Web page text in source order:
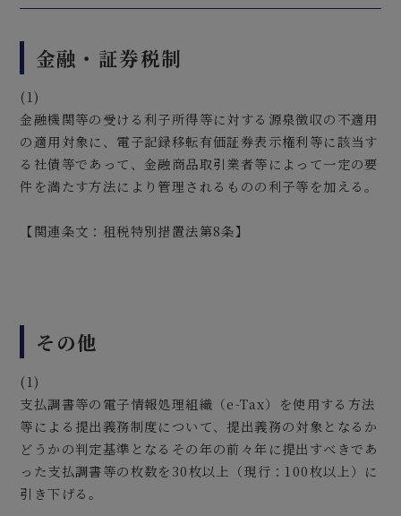
金融・証券税制
(1)
金融機関等の受ける利子所得等に対する源泉徴収の不適用
の適用対象に、電子記録移転有価証券表示権利等に該当す
る社債等であって、金融商品取引業者等によって一定の要
件を満たす方法により管理されるものの利子等を加える。
【関連条文：租税特別措置法第8条】
その他
(1)
支払調書等の電子情報処理組織（e-Tax）を使用する方法
等による提出義務制度について、提出義務の対象となるか
どうかの判定基準となるその年の前々年に提出すべきであ
った支払調書等の枚数を30枚以上（現行：100枚以上）に
引き下げる。